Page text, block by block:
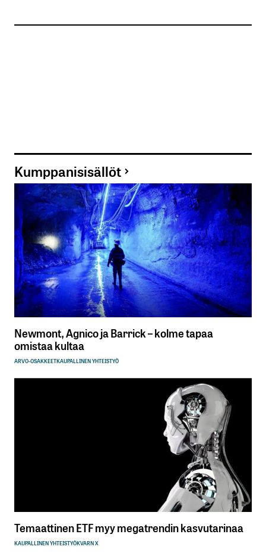
Kumppanisisällöt
Newmont, Agnico ja Barrick – kolme tapaa
omistaa kultaa
ARVO-OSAKKEETKAUPALLINEN YHTEISTYÖ
Temaattinen ETF myy megatrendin kasvutarinaa
KAUPALLINEN YHTEISTYÖKVARN X